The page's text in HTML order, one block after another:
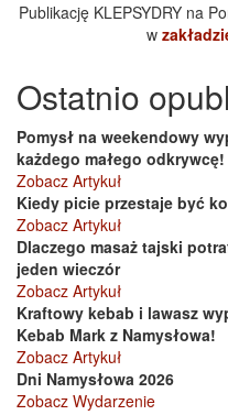
Publikację KLEPSYDRY na
w
Ostatnio
Pomysł na weekendowy
każdego małego odkrywcę!
Zobacz Artykuł
Kiedy picie przestaje być
Zobacz Artykuł
Dlaczego masaż tajski
jeden wieczór
Zobacz Artykuł
Kraftowy kebab i lawasz
Kebab Mark z Namysłowa!
Zobacz Artykuł
Dni Namysłowa 2026
Zobacz Wydarzenie